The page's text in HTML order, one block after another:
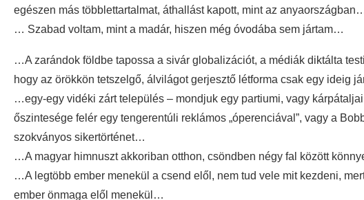
egészen más többlettartalmat, áthallást kapott, mint az
… Szabad voltam, mint a madár, hiszen még óvodába sem jártam…
…A zarándok földbe tapossa a sivár globalizációt, a médiák diktálta
hogy az örökkön tetszelgő, álvilágot gerjesztő létforma csak egy ideig
…egy-egy vidéki zárt település – mondjuk egy partiumi, vagy
őszintesége felér egy tengerentúli reklámos „óperenciával”, vagy a
szokványos sikertörténet…
…A magyar himnuszt akkoriban otthon, csöndben négy fal között
…A legtöbb ember menekül a csend elől, nem tud vele mit kezdeni,
ember önmaga elől menekül…